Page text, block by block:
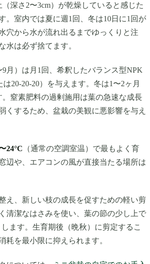
深さ2〜3cm）が乾燥していると感じた
。室内では夏に週1回、冬は10日に1回が
穴から水が流れ出るまでゆっくりと注
水は必ず捨てます。
9月）は月1回、希釈したバランス型NPK
は20-20-20）を与えます。冬は1〜2ヶ月
。窒素肥料の過剰施用は葉の急速な成長
くするため、盆栽の美観に悪影響を与え
24°C （通常の空調室温）で最もよく育
辺や、エアコンの風が直接当たる場所は
え、新しい枝の成長を促すための軽い剪
清潔なはさみを使い、葉の節の少し上で
ます。生育期後（晩秋）に剪定するこ
耗を最小限に抑えられます。